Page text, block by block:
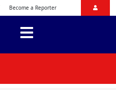
Become a Reporter